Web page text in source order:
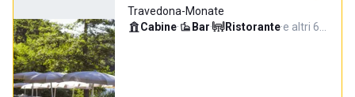
Travedona-Monate
Cabine· Bar· Ristorante·e altri 6…